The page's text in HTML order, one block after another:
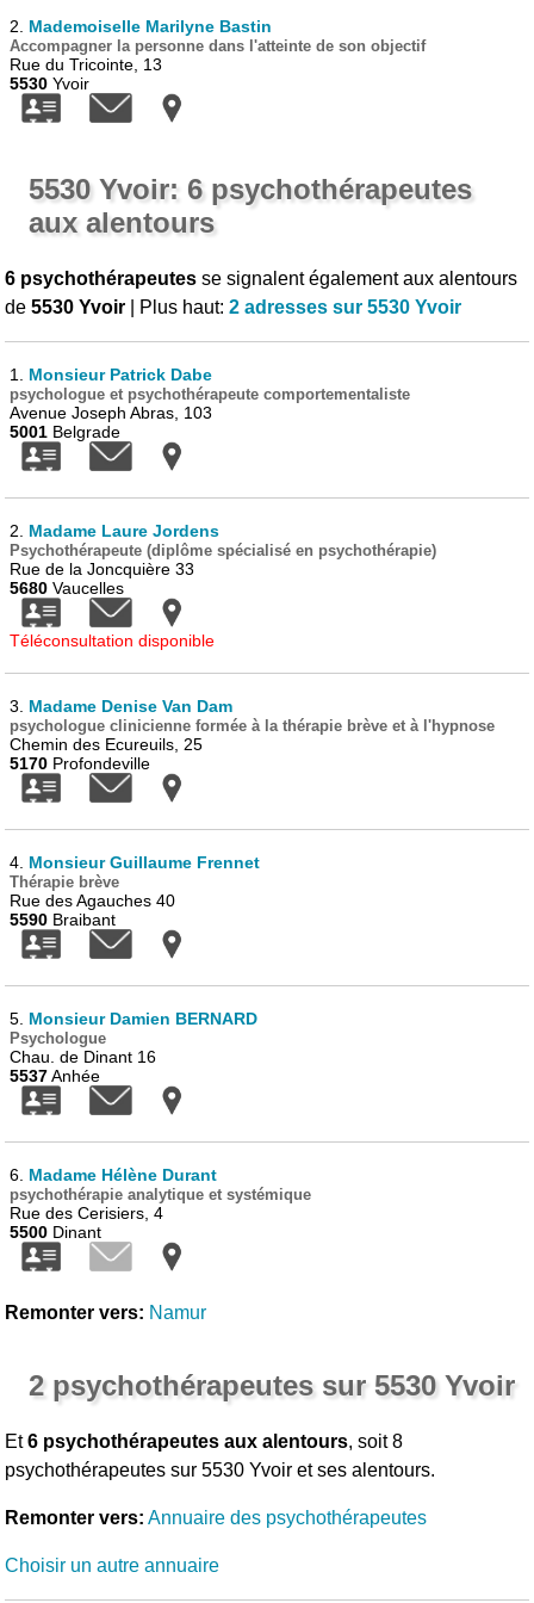
2. Mademoiselle Marilyne Bastin
Accompagner la personne dans l'atteinte de son objectif
Rue du Tricointe, 13
5530 Yvoir
5530 Yvoir: 6 psychothérapeutes
aux alentours
6 psychothérapeutes se signalent également aux alentours
de5530 Yvoir | Plus haut:2 adresses sur 5530 Yvoir
1. Monsieur Patrick Dabe
psychologue et psychothérapeute comportementaliste
Avenue Joseph Abras, 103
5001 Belgrade
2. Madame Laure Jordens
Psychothérapeute (diplôme spécialisé en psychothérapie)
Rue de la Joncquière 33
5680 Vaucelles
Téléconsultation disponible
3. Madame Denise Van Dam
psychologue clinicienne formée à la thérapie brève et à l'hypnose
Chemin des Ecureuils, 25
5170 Profondeville
4. Monsieur Guillaume Frennet
Thérapie brève
Rue des Agauches 40
5590 Braibant
5. Monsieur Damien BERNARD
Psychologue
Chau. de Dinant 16
5537Anhée
6. Madame Hélène Durant
psychothérapie analytique et systémique
Rue des Cerisiers, 4
5500 Dinant
Remonter vers: Namur
2 psychothérapeutes sur 5530 Yvoir
Et6 psychothérapeutes aux alentours, soit 8
psychothérapeutes sur 5530 Yvoir et ses alentours.
Remonter vers: Annuaire des psychothérapeutes
Choisir un autre annuaire